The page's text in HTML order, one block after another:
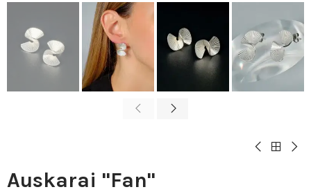
Auskarai "Fan"